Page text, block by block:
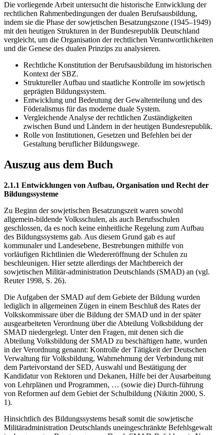
Die vorliegende Arbeit untersucht die historische Entwicklung der
rechtlichen Rahmenbedingungen der dualen Berufsausbildung,
indem sie die Phase der sowjetischen Besatzungszone (1945–1949)
mit den heutigen Strukturen in der Bundesrepublik Deutschland
vergleicht, um die Organisation der rechtlichen Verantwortlichkeiten
und die Genese des dualen Prinzips zu analysieren.
Rechtliche Konstitution der Berufsausbildung im historischen
Kontext der SBZ.
Struktureller Aufbau und staatliche Kontrolle im sowjetisch
geprägten Bildungssystem.
Entwicklung und Bedeutung der Gewaltenteilung und des
Föderalismus für das moderne duale System.
Vergleichende Analyse der rechtlichen Zuständigkeiten
zwischen Bund und Ländern in der heutigen Bundesrepublik.
Rolle von Institutionen, Gesetzen und Befehlen bei der
Gestaltung beruflicher Bildungswege.
Auszug aus dem Buch
2.1.1 Entwicklungen von Aufbau, Organisation und Recht der
Bildungssysteme
Zu Beginn der sowjetischen Besatzungszeit waren sowohl
allgemein-bildende Volksschulen, als auch Berufsschulen
geschlossen, da es noch keine einheitliche Regelung zum Aufbau
des Bildungssystems gab. Aus diesem Grund gab es auf
kommunaler und Landesebene, Bestrebungen mithilfe von
vorläufigen Richtlinien die Wiedereröffnung der Schulen zu
beschleunigen. Hier setzte allerdings der Machtbereich der
sowjetischen Militär-administration Deutschlands (SMAD) an (vgl.
Reuter 1998, S. 26).
Die Aufgaben der SMAD auf dem Gebiete der Bildung wurden
lediglich in allgemeinen Zügen in einem Beschluß des Rates der
Volkskommissare über die Bildung der SMAD und in der später
ausgearbeiteten Verordnung über die Abteilung Volksbildung der
SMAD niedergelegt. Unter den Fragen, mit denen sich die
Abteilung Volksbildung der SMAD zu beschäftigen hatte, wurden
in der Verordnung genannt: Kontrolle der Tätigkeit der Deutschen
Verwaltung für Volksbildung, Wahrnehmung der Verbindung mit
dem Parteivorstand der SED, Auswahl und Bestätigung der
Kandidatur von Rektoren und Dekanen, Hilfe bei der Ausarbeitung
von Lehrplänen und Programmen, … (sowie die) Durch-führung
von Reformen auf dem Gebiet der Schulbildung (Nikitin 2000, S.
1).
Hinsichtlich des Bildungssystems besaß somit die sowjetische
Militäradministration Deutschlands uneingeschränkte Befehlsgewalt